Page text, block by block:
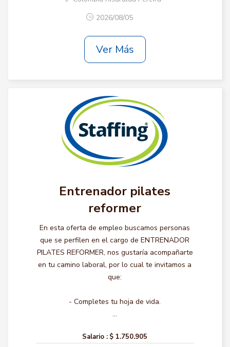
2026/08/05
Ver Más
Entrenador pilates
reformer
En esta oferta de empleo buscamos personas
que se perfilen en el cargo de ENTRENADOR
PILATES REFORMER, nos gustaría acompañarte
en tu camino laboral, por lo cual te invitamos a
que:
- Completes tu hoja de vida.
...
Salario : $ 1.750.905